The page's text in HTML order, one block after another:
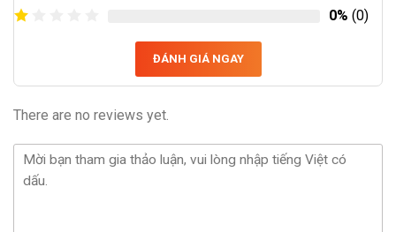
0% (0)
ĐÁNH GIÁ NGAY
There are no reviews yet.